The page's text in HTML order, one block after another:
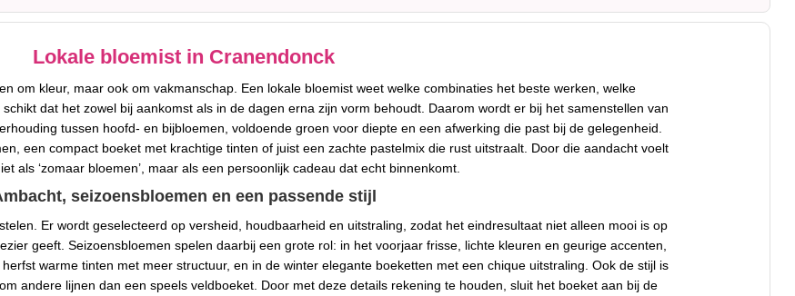
Lokale bloemist in Cranendonck
om kleur, maar ook om vakmanschap. Een lokale bloemist weet welke combinaties het beste werken, welke
dat het zowel bij aankomst als in de dagen erna zijn vorm behoudt. Daarom wordt er bij het samenstellen van
tussen hoofd- en bijbloemen, voldoende groen voor diepte en een afwerking die past bij de gelegenheid.
een compact boeket met krachtige tinten of juist een zachte pastelmix die rust uitstraalt. Door die aandacht voelt
als ‘zomaar bloemen’, maar als een persoonlijk cadeau dat echt binnenkomt.
seizoensbloemen en een passende stijl
Er wordt geselecteerd op versheid, houdbaarheid en uitstraling, zodat het eindresultaat niet alleen mooi is op
geeft. Seizoensbloemen spelen daarbij een grote rol: in het voorjaar frisse, lichte kleuren en geurige accenten,
warme tinten met meer structuur, en in de winter elegante boeketten met een chique uitstraling. Ook de stijl is
andere lijnen dan een speels veldboeket. Door met deze details rekening te houden, sluit het boeket aan bij de